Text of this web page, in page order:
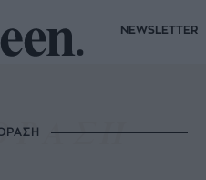
NEWSLETTER